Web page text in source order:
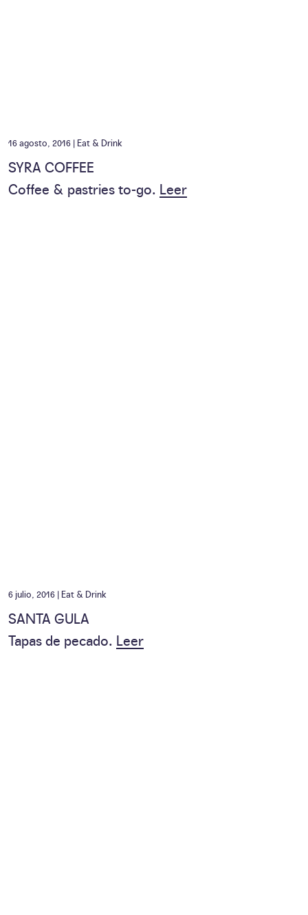
16 agosto, 2016 | Eat & Drink
SYRA COFFEE
Coffee & pastries to-go. Leer
6 julio, 2016 | Eat & Drink
SANTA GULA
Tapas de pecado. Leer